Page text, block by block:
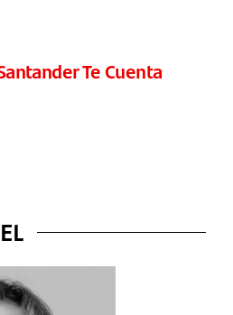
Te Cuenta